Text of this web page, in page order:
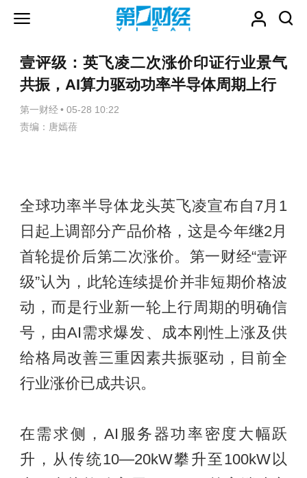
壹评级：英飞凌二次涨价印证行业景气
共振，AI算力驱动功率半导体周期上行
第一财经 • 05-28 10:22
责编：唐嫣蓓
全球功率半导体龙头英飞凌宣布自7月1
日起上调部分产品价格，这是今年继2月
首轮提价后第二次涨价。第一财经“壹评
级”认为，此轮连续提价并非短期价格波
动，而是行业新一轮上行周期的明确信
号，由AI需求爆发、成本刚性上涨及供
给格局改善三重因素共振驱动，目前全
行业涨价已成共识。
在需求侧，AI服务器功率密度大幅跃
升，从传统10—20kW攀升至100kW以